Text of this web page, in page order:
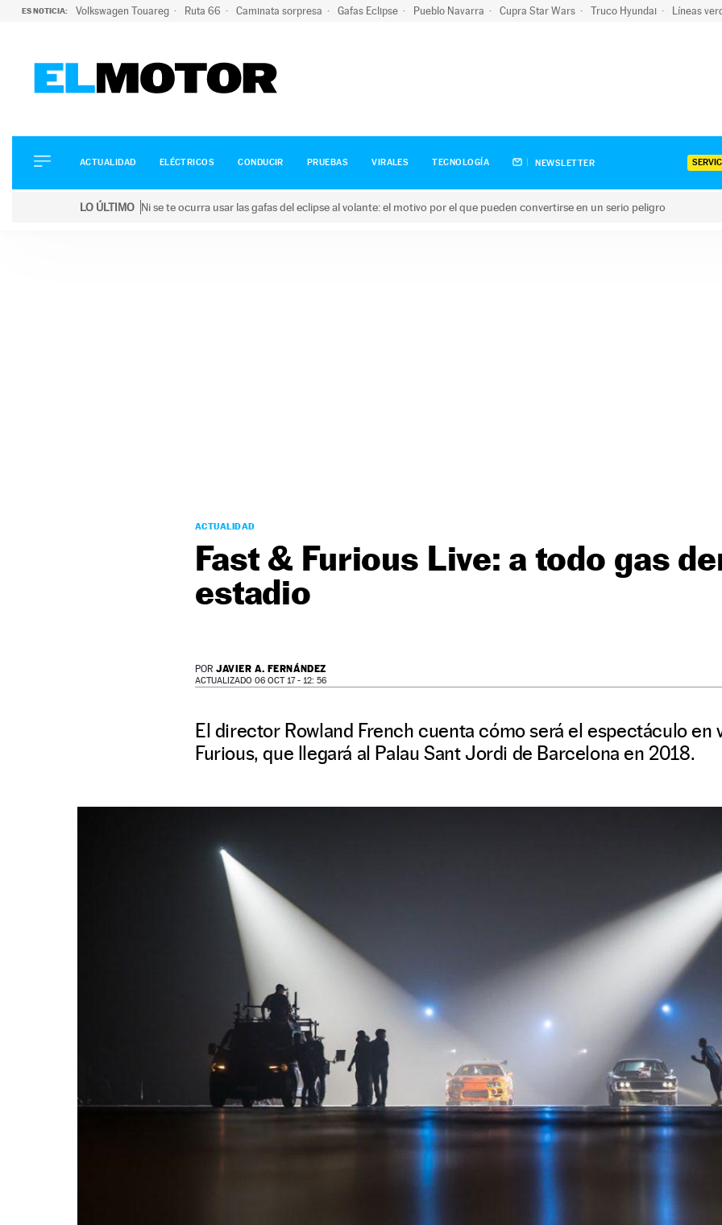
ES NOTICIA: Volkswagen Touareg Ruta 66 Caminata sorpresa Gafas Eclipse Pueblo Navarra Cupra Star Wars Truco Hyundai Líneas
ELÉCTRICOS
CONDUCIR
ACTUALIDAD ELÉCTRICOS CONDUCIR PRUEBAS VIRALES TECNOLOGÍA NEWSLETTER
LO ÚLTIMO Ni se te ocurra usar las gafas del eclipse al volante: el motivo por el que pueden convertirse en un serio peligro
ACTUALIDAD
Fast & Furious Live: a todo gas
estadio
POR JAVIER A. FERNÁNDEZ
ACTUALIZADO 06 OCT 17 - 12: 56
El director Rowland French cuenta cómo será el espectáculo en
Furious, que llegará al Palau Sant Jordi de Barcelona en 2018.